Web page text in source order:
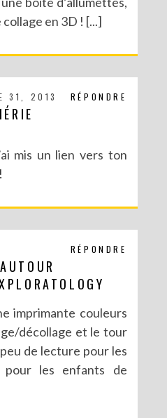
en 3D ! [...]
RÉPONDRE
31, 2013
mis un lien vers ton
RÉPONDRE
imprimante couleurs
décollage et le tour
de lecture pour les
pour les enfants de